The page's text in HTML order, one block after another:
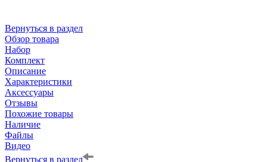
Вернуться в раздел
Обзор товара
Набор
Комплект
Описание
Характеристики
Аксессуары
Отзывы
Похожие товары
Наличие
Файлы
Видео
Вернуться в раздел